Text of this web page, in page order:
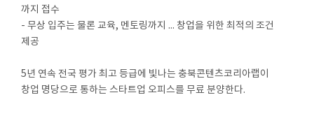
까지 접수
- 무상 입주는 물론 교육, 멘토링까지 ... 창업을 위한 최적의 조건
제공
5년 연속 전국 평가 최고 등급에 빛나는 충북콘텐츠코리아랩이
창업 명당으로 통하는 스타트업 오피스를 무료 분양한다.